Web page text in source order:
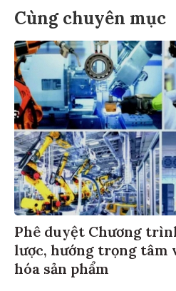
Cùng chuyên mục
Phê duyệt Chương
lược, hướng trọng tâm
hóa sản phẩm